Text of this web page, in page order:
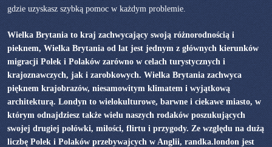
gdzie uzyskasz szybką pomoc w każdym problemie.
Wielka Brytania to kraj zachwycający swoją różnorodnością i
pieknem, Wielka Brytania od lat jest jednym z głównych kierunków
migracji Polek i Polaków zarówno w celach turystycznych i
krajoznawczych, jak i zarobkowych. Wielka Brytania zachwyca
pięknem krajobrazów, niesamowitym klimatem i wyjątkową
architekturą. Londyn to wielokulturowe, barwne i ciekawe miasto, w
którym odnajdziesz także wielu naszych rodaków poszukujących
swojej drugiej połówki, miłości, flirtu i przygody. Ze względu na dużą
liczbę Polek i Polaków przebywajcych w Anglii, randka.london jest